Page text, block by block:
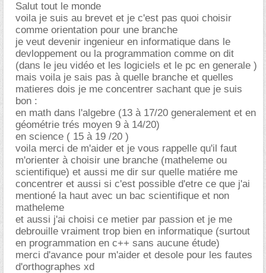
Salut tout le monde
voila je suis au brevet et je c'est pas quoi choisir
comme orientation pour une branche
je veut devenir ingenieur en informatique dans le
devloppement ou la programmation comme on dit
(dans le jeu vidéo et les logiciels et le pc en generale )
mais voila je sais pas à quelle branche et quelles
matieres dois je me concentrer sachant que je suis
bon :
en math dans l'algebre (13 à 17/20 generalement et en
géométrie trés moyen 9 à 14/20)
en science ( 15 à 19 /20 )
voila merci de m'aider et je vous rappelle qu'il faut
m'orienter à choisir une branche (matheleme ou
scientifique) et aussi me dir sur quelle matiére me
concentrer et aussi si c'est possible d'etre ce que j'ai
mentioné la haut avec un bac scientifique et non
matheleme
et aussi j'ai choisi ce metier par passion et je me
debrouille vraiment trop bien en informatique (surtout
en programmation en c++ sans aucune étude)
merci d'avance pour m'aider et desole pour les fautes
d'orthographes xd